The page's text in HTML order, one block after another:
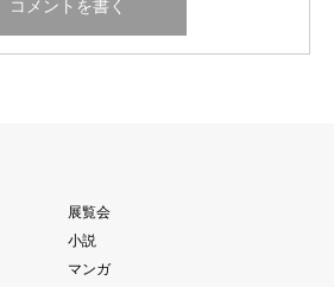
展覧会
小説
マンガ